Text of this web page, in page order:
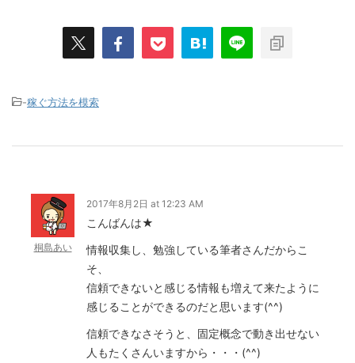
-稼ぐ方法を模索
桐島あい
2017年8月2日 at 12:23 AM
こんばんは★
情報収集し、勉強している筆者さんだからこ
そ、
信頼できないと感じる情報も増えて来たように
感じることができるのだと思います(^^)
信頼できなさそうと、固定概念で動き出せない
人もたくさんいますから・・・(^^)